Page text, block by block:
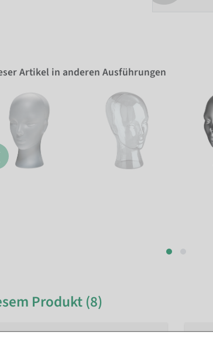
Artikel in anderen Ausführungen
Produkt (8)